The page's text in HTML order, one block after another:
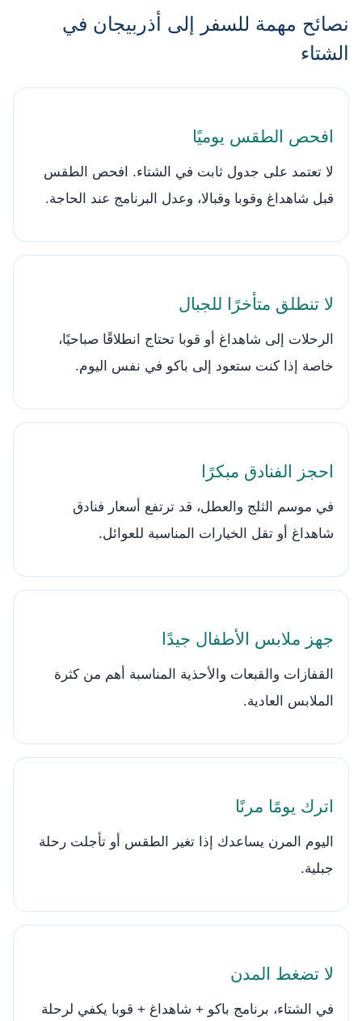
نصائح مهمة للسفر إلى أذربيجان في
الشتاء
افحص الطقس يوميًا
لا تعتمد على جدول ثابت في الشتاء. افحص الطقس
قبل شاهداغ وقوبا وقبالا، وعدل البرنامج عند الحاجة.
لا تنطلق متأخرًا للجبال
الرحلات إلى شاهداغ أو قوبا تحتاج انطلاقًا صباحيًا،
خاصة إذا كنت ستعود إلى باكو في نفس اليوم.
احجز الفنادق مبكرًا
في موسم الثلج والعطل، قد ترتفع أسعار فنادق
شاهداغ أو تقل الخيارات المناسبة للعوائل.
جهز ملابس الأطفال جيدًا
القفازات والقبعات والأحذية المناسبة أهم من كثرة
الملابس العادية.
اترك يومًا مرنًا
اليوم المرن يساعدك إذا تغير الطقس أو تأجلت رحلة
جبلية.
لا تضغط المدن
في الشتاء، برنامج باكو + شاهداغ + قوبا يكفي لرحلة